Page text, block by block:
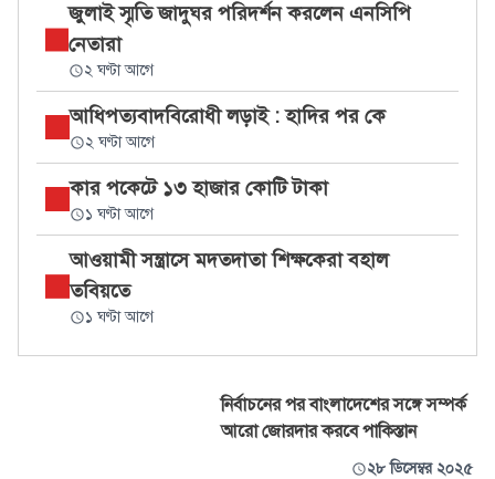
জুলাই স্মৃতি জাদুঘর পরিদর্শন করলেন এনসিপি
নেতারা
২ ঘণ্টা আগে
আধিপত্যবাদবিরোধী লড়াই : হাদির পর কে
২ ঘণ্টা আগে
কার পকেটে ১৩ হাজার কোটি টাকা
১ ঘণ্টা আগে
আওয়ামী সন্ত্রাসে মদতদাতা শিক্ষকেরা বহাল
তবিয়তে
১ ঘণ্টা আগে
নির্বাচনের পর বাংলাদেশের সঙ্গে সম্পর্ক
আরো জোরদার করবে পাকিস্তান
২৮ ডিসেম্বর ২০২৫